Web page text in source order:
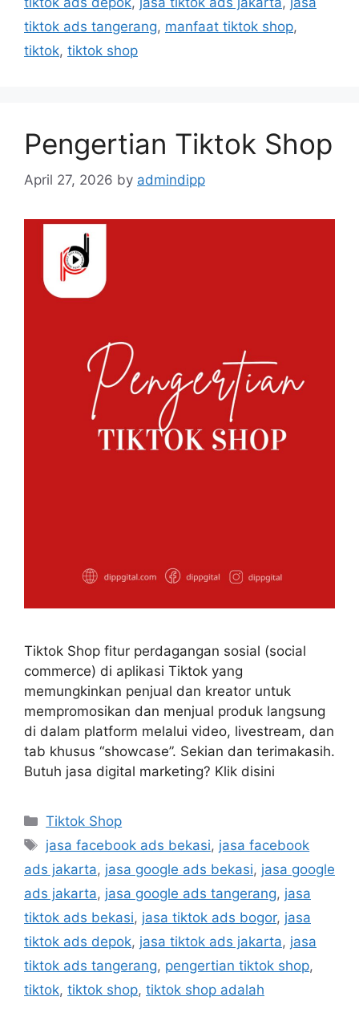
tiktok ads tangerang, manfaat tiktok shop,
tiktok, tiktok shop
Pengertian Tiktok Shop
April 27, 2026 by admindipp
Tiktok Shop fitur perdagangan sosial (social
commerce) di aplikasi Tiktok yang
memungkinkan penjual dan kreator untuk
mempromosikan dan menjual produk langsung
di dalam platform melalui video, livestream, dan
tab khusus “showcase”. Sekian dan terimakasih.
Butuh jasa digital marketing? Klik disini
Tiktok Shop
jasa facebook ads bekasi, jasa facebook
ads jakarta, jasa google ads bekasi, jasa google
ads jakarta, jasa google ads tangerang, jasa
tiktok ads bekasi, jasa tiktok ads bogor, jasa
tiktok ads depok, jasa tiktok ads jakarta, jasa
tiktok ads tangerang, pengertian tiktok shop,
tiktok, tiktok shop, tiktok shop adalah